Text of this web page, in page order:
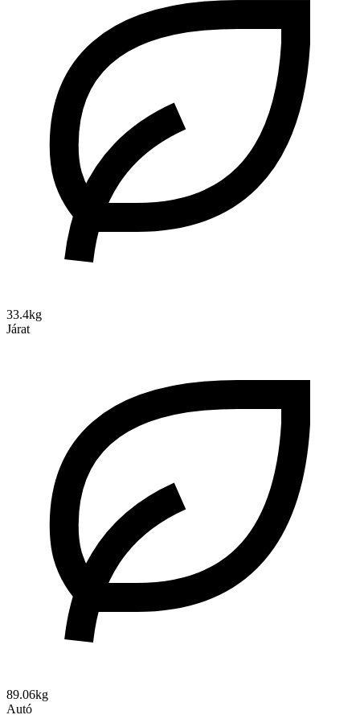
33.4kg
Járat
89.06kg
Autó